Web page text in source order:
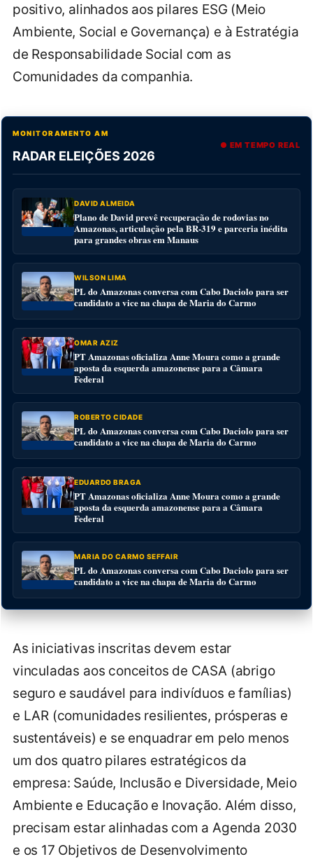
positivo, alinhados aos pilares ESG (Meio
Ambiente, Social e Governança) e à Estratégia
de Responsabilidade Social com as
Comunidades da companhia.
MONITORAMENTO AM
RADAR ELEIÇÕES 2026
● EM TEMPO REAL
DAVID ALMEIDA
Plano de David prevê recuperação de rodovias no
Amazonas, articulação pela BR-319 e parceria inédita
para grandes obras em Manaus
WILSON LIMA
PL do Amazonas conversa com Cabo Daciolo para ser
candidato a vice na chapa de Maria do Carmo
OMAR AZIZ
PT Amazonas oficializa Anne Moura como a grande
aposta da esquerda amazonense para a Câmara
Federal
ROBERTO CIDADE
PL do Amazonas conversa com Cabo Daciolo para ser
candidato a vice na chapa de Maria do Carmo
EDUARDO BRAGA
PT Amazonas oficializa Anne Moura como a grande
aposta da esquerda amazonense para a Câmara
Federal
MARIA DO CARMO SEFFAIR
PL do Amazonas conversa com Cabo Daciolo para ser
candidato a vice na chapa de Maria do Carmo
As iniciativas inscritas devem estar
vinculadas aos conceitos de CASA (abrigo
seguro e saudável para indivíduos e famílias)
e LAR (comunidades resilientes, prósperas e
sustentáveis) e se enquadrar em pelo menos
um dos quatro pilares estratégicos da
empresa: Saúde, Inclusão e Diversidade, Meio
Ambiente e Educação e Inovação. Além disso,
precisam estar alinhadas com a Agenda 2030
e os 17 Objetivos de Desenvolvimento